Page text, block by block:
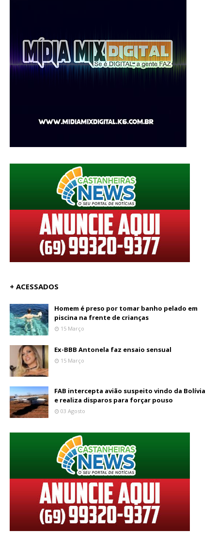
+ ACESSADOS
Homem é preso por tomar banho pelado em
piscina na frente de crianças
15 Março
Ex-BBB Antonela faz ensaio sensual
15 Março
FAB intercepta avião suspeito vindo da Bolívia
e realiza disparos para forçar pouso
03 Agosto